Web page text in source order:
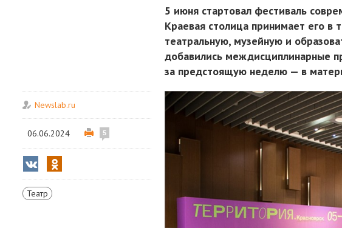
5 июня стартовал фестиваль
Краевая столица принимает его в
театральную, музейную и
добавились междисциплинарные
за предстоящую неделю — в
Newslab.ru
06.06.2024 5
Театр